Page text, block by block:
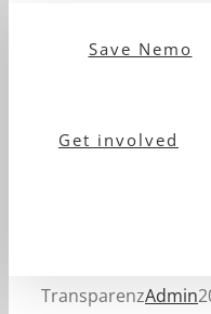
Save Nemo
Get involved
TransparenzAdmin